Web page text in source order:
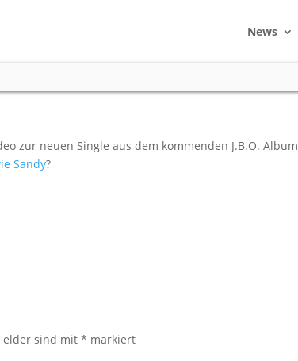
News
#3)
zur neuen Single aus dem kommenden J.B.O. Album
Sandy?
sind mit* markiert